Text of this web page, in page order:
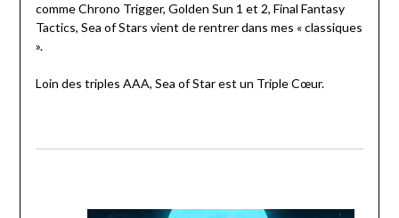
comme Chrono Trigger, Golden Sun 1 et 2, Final Fantasy
Tactics, Sea of Stars vient de rentrer dans mes « classiques
».
Loin des triples AAA, Sea of Star est un Triple Cœur.